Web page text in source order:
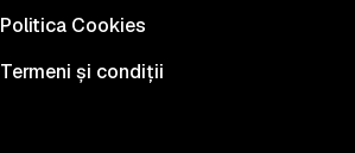
Politica Cookies
Termeni și condiții